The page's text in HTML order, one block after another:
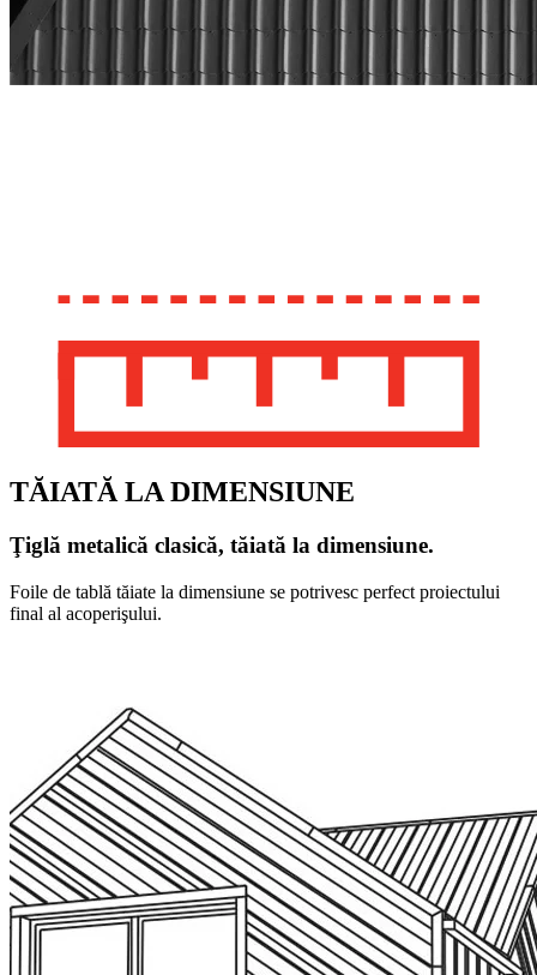
TĂIATĂ LA DIMENSIUNE
Ţiglă metalică clasică, tăiată la dimensiune.
Foile de tablă tăiate la dimensiune se potrivesc perfect proiectului
final al acoperişului.